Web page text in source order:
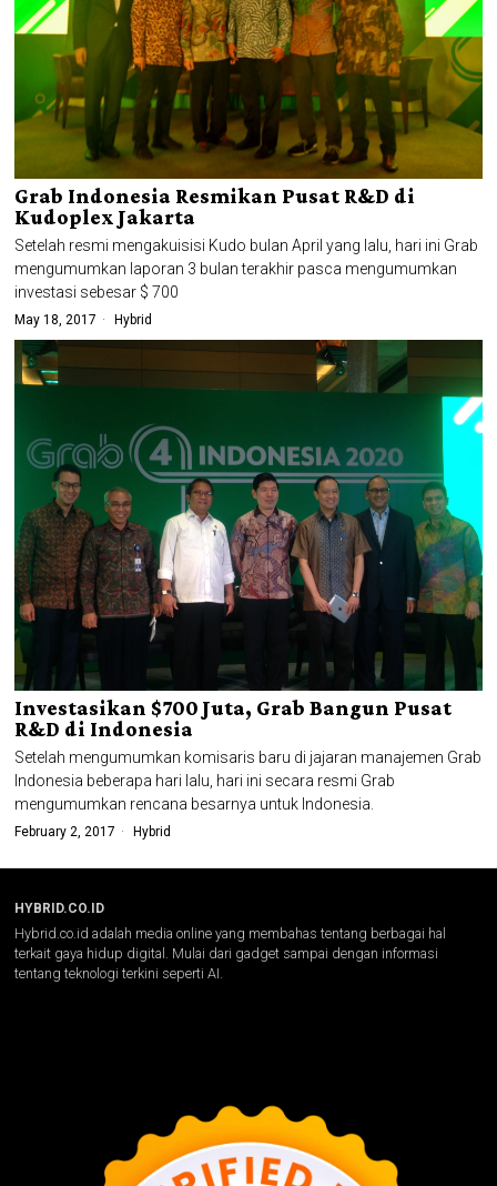
Grab Indonesia Resmikan Pusat R&D di
Kudoplex Jakarta
Setelah resmi mengakuisisi Kudo bulan April yang lalu, hari ini Grab
mengumumkan laporan 3 bulan terakhir pasca mengumumkan
investasi sebesar $ 700
May 18, 2017 Hybrid
Investasikan $700 Juta, Grab Bangun Pusat
R&D di Indonesia
Setelah mengumumkan komisaris baru di jajaran manajemen Grab
Indonesia beberapa hari lalu, hari ini secara resmi Grab
mengumumkan rencana besarnya untuk Indonesia.
February 2, 2017 Hybrid
HYBRID.CO.ID
Hybrid.co.id adalah media online yang membahas tentang berbagai hal
terkait gaya hidup digital. Mulai dari gadget sampai dengan informasi
tentang teknologi terkini seperti AI.